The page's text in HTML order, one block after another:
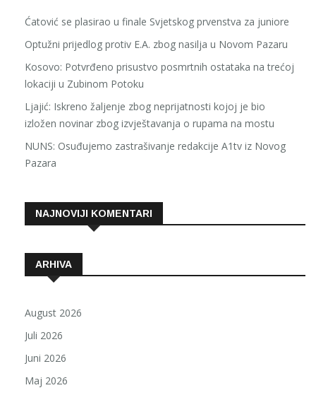
Ćatović se plasirao u finale Svjetskog prvenstva za juniore
Optužni prijedlog protiv E.A. zbog nasilja u Novom Pazaru
Kosovo: Potvrđeno prisustvo posmrtnih ostataka na trećoj
lokaciji u Zubinom Potoku
Ljajić: Iskreno žaljenje zbog neprijatnosti kojoj je bio
izložen novinar zbog izvještavanja o rupama na mostu
NUNS: Osuđujemo zastrašivanje redakcije A1tv iz Novog
Pazara
NAJNOVIJI KOMENTARI
ARHIVA
August 2026
Juli 2026
Juni 2026
Maj 2026